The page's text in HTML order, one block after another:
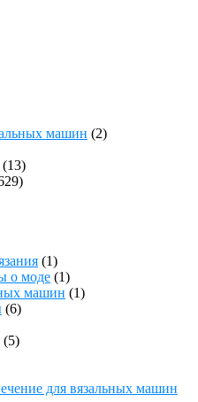
машин (2)
(13)
(1)
о моде (1)
машин (1)
(6)
(5)
для вязальных машин